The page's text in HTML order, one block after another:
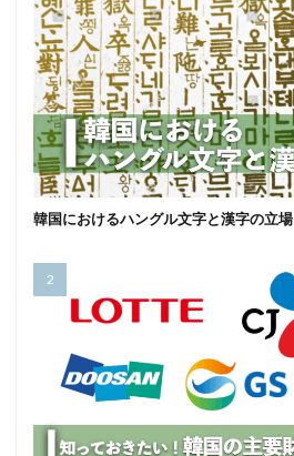
韓国におけるハングル文字と漢字の立場